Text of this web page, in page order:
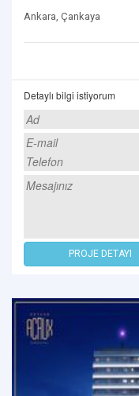
Ankara, Çankaya
Detaylı bilgi istiyorum
PROJE DETAYI